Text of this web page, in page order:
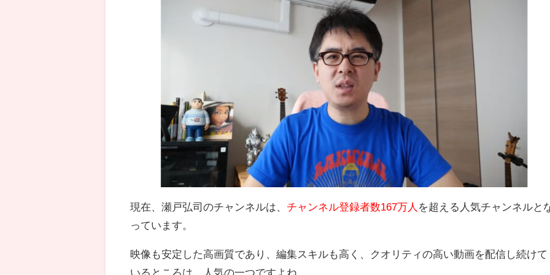
現在、瀬戸弘司のチャンネルは、 チャンネル登録者数167万人 を超える人気チャンネルと
っています。
映像も安定した高画質であり、編集スキルも高く、クオリティの高い動画を配信し続けて
いるところは、人気の一つですよね。